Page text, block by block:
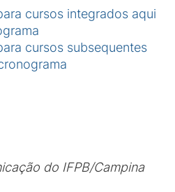
cursos integrados aqui
cursos subsequentes
do IFPB/Campina